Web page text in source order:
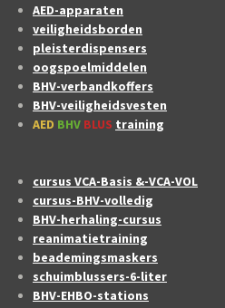
AED-apparaten
veiligheidsborden
pleisterdispensers
oogspoelmiddelen
BHV-verbandkoffers
BHV-veiligheidsvesten
AED BHV BLUS training
cursus VCA-Basis &-VCA-VOL
cursus-BHV-volledig
BHV-herhaling-cursus
reanimatietraining
beademingsmaskers
schuimblussers-6-liter
BHV-EHBO-stations